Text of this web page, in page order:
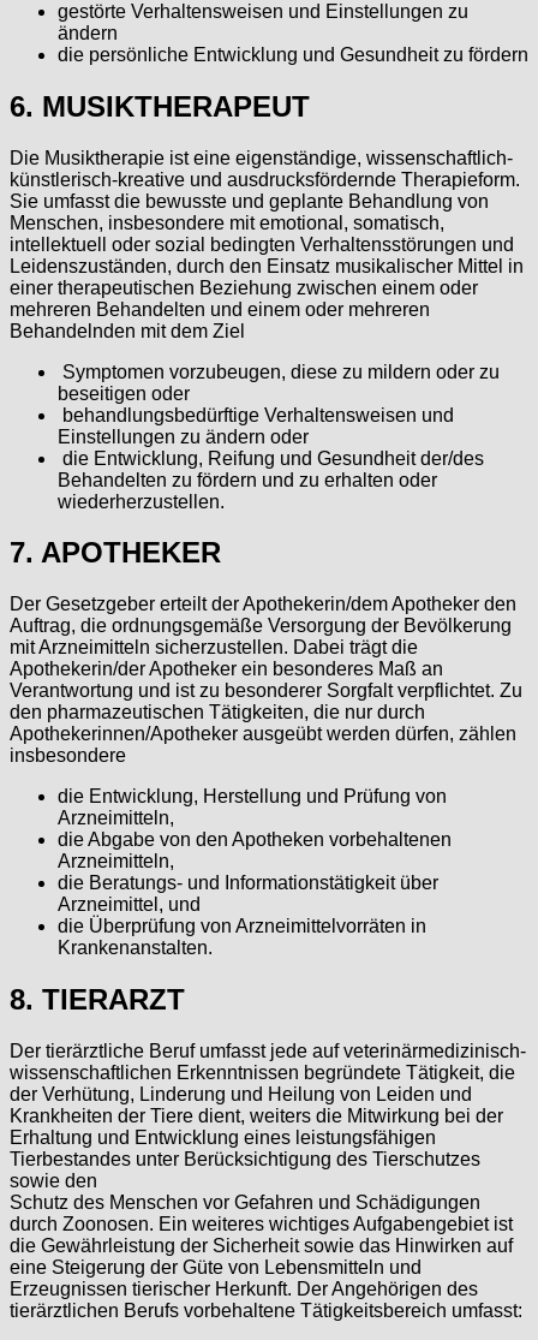
gestörte Verhaltensweisen und Einstellungen zu
ändern
die persönliche Entwicklung und Gesundheit zu fördern
6. MUSIKTHERAPEUT
Die Musiktherapie ist eine eigenständige, wissenschaftlich-
künstlerisch-kreative und ausdrucksfördernde Therapieform.
Sie umfasst die bewusste und geplante Behandlung von
Menschen, insbesondere mit emotional, somatisch,
intellektuell oder sozial bedingten Verhaltensstörungen und
Leidenszuständen, durch den Einsatz musikalischer Mittel in
einer therapeutischen Beziehung zwischen einem oder
mehreren Behandelten und einem oder mehreren
Behandelnden mit dem Ziel
Symptomen vorzubeugen, diese zu mildern oder zu
beseitigen oder
behandlungsbedürftige Verhaltensweisen und
Einstellungen zu ändern oder
die Entwicklung, Reifung und Gesundheit der/des
Behandelten zu fördern und zu erhalten oder
wiederherzustellen.
7. APOTHEKER
Der Gesetzgeber erteilt der Apothekerin/dem Apotheker den
Auftrag, die ordnungsgemäße Versorgung der Bevölkerung
mit Arzneimitteln sicherzustellen. Dabei trägt die
Apothekerin/der Apotheker ein besonderes Maß an
Verantwortung und ist zu besonderer Sorgfalt verpflichtet. Zu
den pharmazeutischen Tätigkeiten, die nur durch
Apothekerinnen/Apotheker ausgeübt werden dürfen, zählen
insbesondere
die Entwicklung, Herstellung und Prüfung von
Arzneimitteln,
die Abgabe von den Apotheken vorbehaltenen
Arzneimitteln,
die Beratungs- und Informationstätigkeit über
Arzneimittel, und
die Überprüfung von Arzneimittelvorräten in
Krankenanstalten.
8. TIERARZT
Der tierärztliche Beruf umfasst jede auf veterinärmedizinisch-
wissenschaftlichen Erkenntnissen begründete Tätigkeit, die
der Verhütung, Linderung und Heilung von Leiden und
Krankheiten der Tiere dient, weiters die Mitwirkung bei der
Erhaltung und Entwicklung eines leistungsfähigen
Tierbestandes unter Berücksichtigung des Tierschutzes
sowie den
Schutz des Menschen vor Gefahren und Schädigungen
durch Zoonosen. Ein weiteres wichtiges Aufgabengebiet ist
die Gewährleistung der Sicherheit sowie das Hinwirken auf
eine Steigerung der Güte von Lebensmitteln und
Erzeugnissen tierischer Herkunft. Der Angehörigen des
tierärztlichen Berufs vorbehaltene Tätigkeitsbereich umfasst: